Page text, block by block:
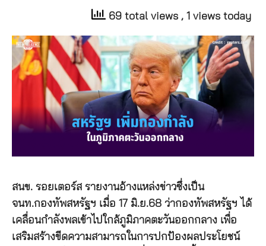
69 total views , 1 views today
สนข. รอยเตอร์ส รายงานอ้างแหล่งข่าวซึ่งเป็น
จนท.กองทัพสหรัฐฯ เมื่อ 17 มิ.ย.68 ว่ากองทัพสหรัฐฯ ได้
เคลื่อนกำลังพลเข้าไปใกล้ภูมิภาคตะวันออกกลาง เพื่อ
เสริมสร้างขีดความสามารถในการปกป้องผลประโยชน์